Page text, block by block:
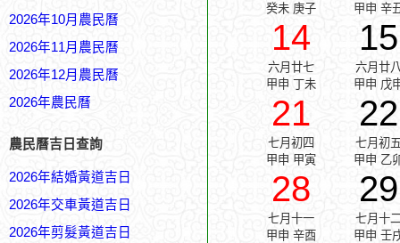
2026年10月農民曆
2026年11月農民曆
2026年12月農民曆
2026年農民曆
農民曆吉日查詢
2026年結婚黃道吉日
2026年交車黃道吉日
2026年剪髮黃道吉日
癸未 庚子
甲申 辛
14
六月廿七
甲申 丁未
15
六月廿
甲申 戊
21
七月初四
甲申 甲寅
22
七月初
甲申 乙
28
七月十一
甲申 辛酉
29
七月十
甲申 壬